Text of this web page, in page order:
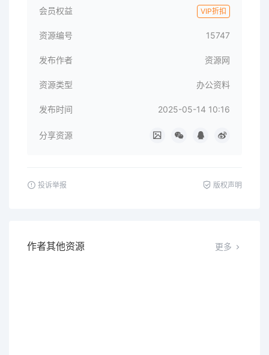
会员权益 VIP折扣
资源编号 15747
发布作者 资源网
资源类型 办公资料
发布时间 2025-05-14 10:16
分享资源
投诉举报 版权声明
作者其他资源 更多